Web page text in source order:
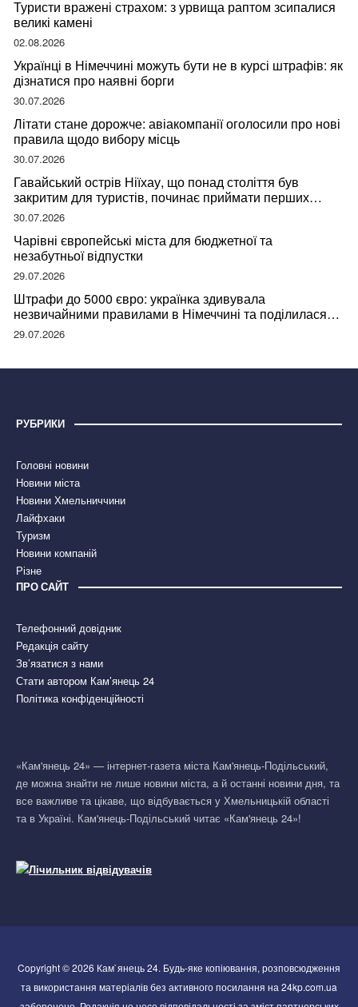
Туристи вражені страхом: з урвища раптом зсипалися
великі камені
02.08.2026
Українці в Німеччині можуть бути не в курсі штрафів: як
дізнатися про наявні борги
30.07.2026
Літати стане дорожче: авіакомпанії оголосили про нові
правила щодо вибору місць
30.07.2026
Гавайський острів Ніїхау, що понад століття був
закритим для туристів, починає приймати перших
відвідувачів
30.07.2026
Чарівні європейські міста для бюджетної та
незабутньої відпустки
29.07.2026
Штрафи до 5000 євро: українка здивувала
незвичайними правилами в Німеччині та поділилася
правдою
29.07.2026
РУБРИКИ
Головні новини
Новини міста
Новини Хмельниччини
Лайфхаки
Туризм
Новини компаній
Різне
ПРО САЙТ
Телефонний довідник
Редакція сайту
Зв’язатися з нами
Стати автором Кам’янець 24
Політика конфіденційності
«Кам'янець 24» — інтернет-газета міста Кам'янець-Подільський,
де можна знайти не лише новини міста, а й останні новини дня, та
все важливе та цікаве, що відбувається у Хмельницькій області
та в Україні. Кам'янець-Подільський читає «Кам'янець 24»!
Copyright © 2026 Кам`янець 24. Будь-яке копіювання, розповсюдження
та використання матеріалів без активного посилання на 24kp.com.ua